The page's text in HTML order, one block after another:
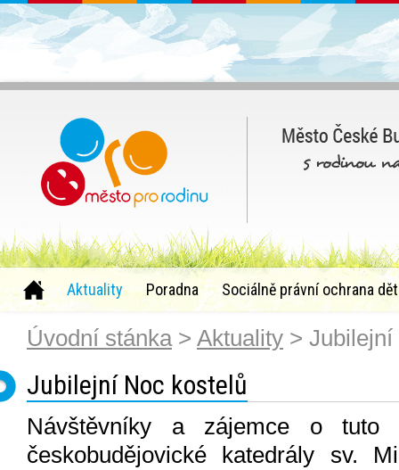
Aktuality Poradna Sociálně právní ochrana
Úvodní stánka> Aktuality >
Jubilejní Noc kostelů
Návštěvníky a zájemce o
českobudějovické katedrály sv.